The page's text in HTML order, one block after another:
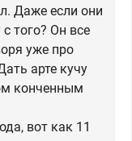
Даже если они
того? Он все
уже про
арте кучу
конченным
вот как 11